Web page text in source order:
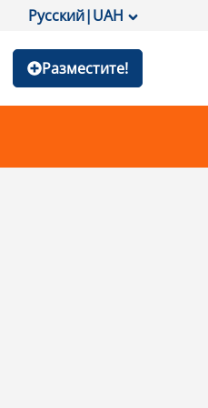
Русский|UAH
Разместите!